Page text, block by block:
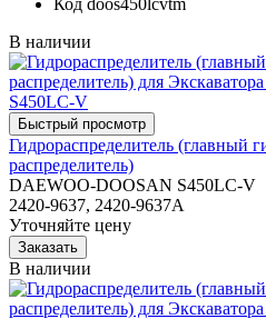
В наличии
Гидрораспределитель (главный
распределитель)
DAEWOO-DOOSAN S450LC-V
2420-9637, 2420-9637A
Уточняйте цену
В наличии